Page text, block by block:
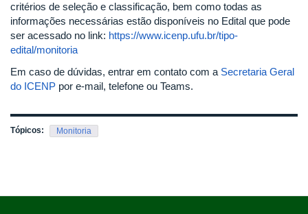
critérios de seleção e classificação, bem como todas as
informações necessárias estão disponíveis no Edital que pode
ser acessado no link: https://www.icenp.ufu.br/tipo-
edital/monitoria
Em caso de dúvidas, entrar em contato com a Secretaria Geral
do ICENP por e-mail, telefone ou Teams.
Tópicos: Monitoria